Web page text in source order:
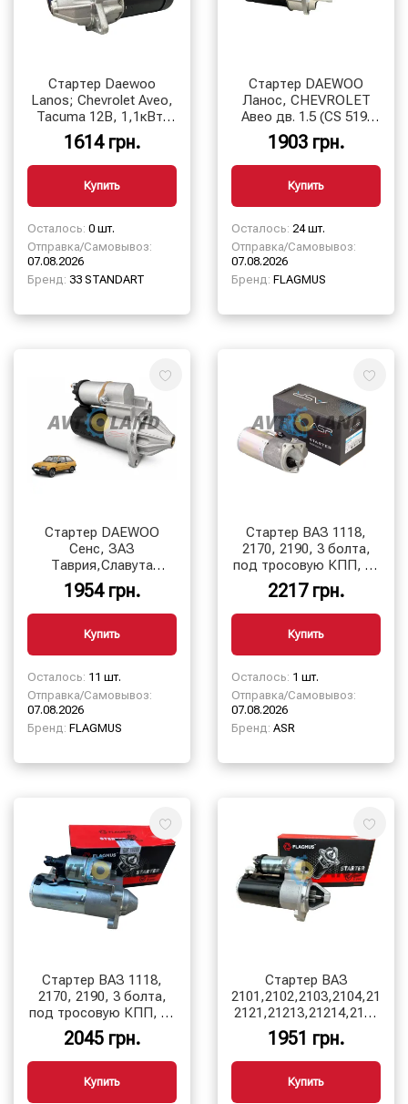
Стартер Daewoo
Lanos; Chevrolet Aveo,
Tacuma 12В, 1,1кВт,
9зуб. 33 STANDART
1614 грн.
Купить
Осталось: 0 шт.
Отправка/Самовывоз:
07.08.2026
Бренд: 33 STANDART
Стартер DAEWOO
Ланос, CHEVROLET
Авео дв. 1.5 (CS 519,
0,8 кВт), (9зуб.)
1903 грн.
Купить
Осталось: 24 шт.
Отправка/Самовывоз:
07.08.2026
Бренд: FLAGMUS
Стартер DAEWOO
Сенс, ЗАЗ
Таврия,Славута
1102,1103, 12В, 1,1кВт,
9зуб
1954 грн.
Купить
Осталось: 11 шт.
Отправка/Самовывоз:
07.08.2026
Бренд: FLAGMUS
Стартер ВАЗ 1118,
2170, 2190, 3 болта,
под тросовую КПП, 11
зуб. ASR
2217 грн.
Купить
Осталось: 1 шт.
Отправка/Самовывоз:
07.08.2026
Бренд: ASR
Стартер ВАЗ 1118,
2170, 2190, 3 болта,
под тросовую КПП, 11
зуб. Flagmus
2045 грн.
Купить
Стартер ВАЗ
2121,21213,21214,2123
(Нива) на постоянных
магнитах
1951 грн.
Купить